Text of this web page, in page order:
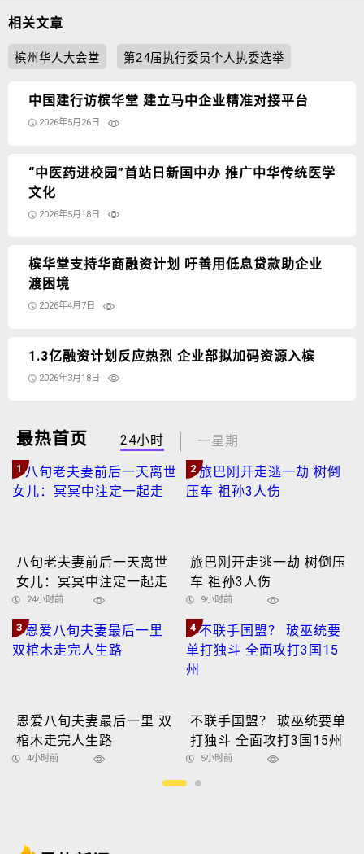
相关文章
槟州华人大会堂 第24届执行委员个人执委选举
中国建行访槟华堂 建立马中企业精准对接平台
2026年5月26日
“中医药进校园”首站日新国中办 推广中华传统医学
文化
2026年5月18日
槟华堂支持华商融资计划 吁善用低息贷款助企业
渡困境
2026年4月7日
1.3亿融资计划反应热烈 企业部拟加码资源入槟
2026年3月18日
最热首页 24小时 一星期
1
八旬老夫妻前后一天离世
女儿：冥冥中注定一起走
24小时前
2
旅巴刚开走逃一劫 树倒压
车 祖孙3人伤
9小时前
3
恩爱八旬夫妻最后一里 双
棺木走完人生路
4小时前
4
不联手国盟？ 玻巫统要单
打独斗 全面攻打3国15州
5小时前